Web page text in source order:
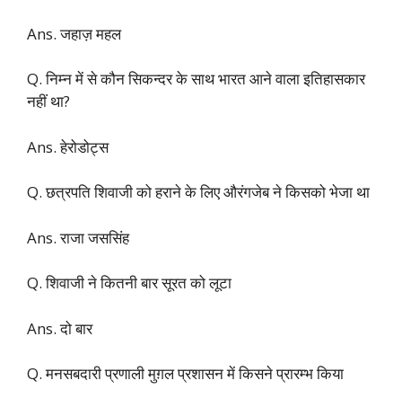
Ans. जहाज़ महल
Q. निम्न में से कौन सिकन्दर के साथ भारत आने वाला इतिहासकार
नहीं था?
Ans. हेरोडोट्स
Q. छत्रपति शिवाजी को हराने के लिए औरंगजेब ने किसको भेजा था
Ans. राजा जससिंह
Q. शिवाजी ने कितनी बार सूरत को लूटा
Ans. दो बार
Q. मनसबदारी प्रणाली मुग़ल प्रशासन में किसने प्रारम्‍भ किया